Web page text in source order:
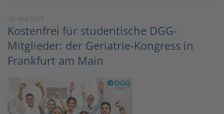
Kostenfrei für studentische DGG-
Mitglieder: der Geriatrie-Kongress in
Frankfurt am Main